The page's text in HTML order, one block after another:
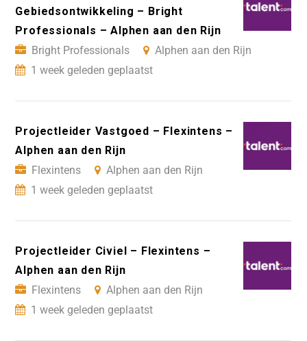
Gebiedsontwikkeling – Bright
Professionals – Alphen aan den Rijn
Bright Professionals
Alphen aan den Rijn
1 week geleden geplaatst
Projectleider Vastgoed – Flexintens –
Alphen aan den Rijn
Flexintens
Alphen aan den Rijn
1 week geleden geplaatst
Projectleider Civiel – Flexintens –
Alphen aan den Rijn
Flexintens
Alphen aan den Rijn
1 week geleden geplaatst